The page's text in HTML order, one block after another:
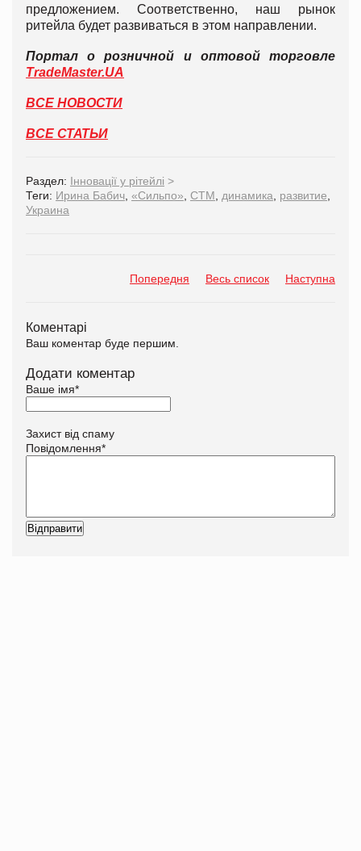
предложением. Соответственно, наш рынок
ритейла будет развиваться в этом направлении.
Портал о розничной и оптовой торговле
TradeMaster.UA
ВСЕ НОВОСТИ
ВСЕ СТАТЬИ
Раздел: Інновації у рітейлі >
Теги: Ирина Бабич «Сильпо» СТМ динамика развитие
Украина
Попередня Весь список Наступна
Коментарі
Ваш коментар буде першим.
Додати коментар
Ваше імя*
Захист від спаму
Повідомлення*